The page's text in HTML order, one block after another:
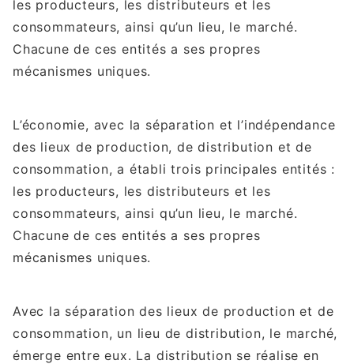
les producteurs, les distributeurs et les
consommateurs, ainsi qu’un lieu, le marché.
Chacune de ces entités a ses propres
mécanismes uniques.
L’économie, avec la séparation et l’indépendance
des lieux de production, de distribution et de
consommation, a établi trois principales entités :
les producteurs, les distributeurs et les
consommateurs, ainsi qu’un lieu, le marché.
Chacune de ces entités a ses propres
mécanismes uniques.
Avec la séparation des lieux de production et de
consommation, un lieu de distribution, le marché,
émerge entre eux. La distribution se réalise en